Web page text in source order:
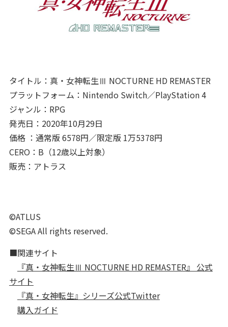
タイトル：真・女神転生Ⅲ NOCTURNE HD REMASTER
プラットフォーム：Nintendo Switch／PlayStation 4
ジャンル：RPG
発売日：2020年10月29日
価格 ：通常版 6578円／限定版 1万5378円
CERO：B（12歳以上対象）
販売：アトラス
©ATLUS
©SEGA All rights reserved.
■関連サイト
『真・女神転生Ⅲ NOCTURNE HD REMASTER』 公式
サイト
『真・女神転生』シリーズ公式Twitter
購入ガイド